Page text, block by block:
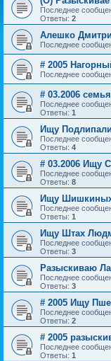
Последнее
Ответы: 2
Алешко
Последнее
# 2005
Последнее
# 03.2006
Последнее
Ответы: 1
Ищу
Последнее
Ответы: 4
# 03.2006 Ищу
Последнее
Ответы: 8
Ищу Шишкиных
Последнее
Ответы: 1
Ищу Штах
Последнее
Ответы: 3
Разыскиваю
Последнее
Ответы: 3
# 2005 Ищу
Последнее
Ответы: 2
# 2005
Последнее
Ответы: 1